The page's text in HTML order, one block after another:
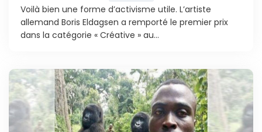
Voilà bien une forme d’activisme utile. L’artiste
allemand Boris Eldagsen a remporté le premier prix
dans la catégorie « Créative » au...